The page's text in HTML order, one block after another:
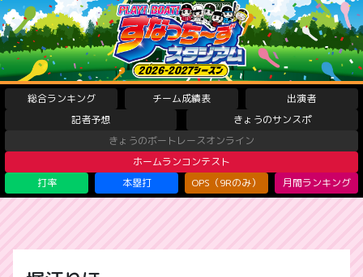
総合ランキング チーム成績表
出演者
記者予想
きょうのサンスポ
きょうのボートレースオンライン
ホームランコンテスト
打率
本塁打 OPS（9Rのみ） 月間ランキング